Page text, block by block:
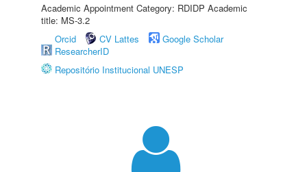
Academic Appointment Category: RDIDP Academic
title: MS-3.2
Orcid
CV Lattes
Google Scholar
ResearcherID
Repositório Institucional UNESP